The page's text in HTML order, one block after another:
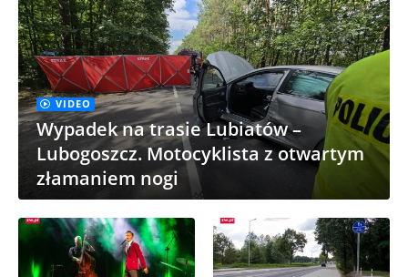
VIDEO
Wypadek na trasie Lubiatów –
Lubogoszcz. Motocyklista z otwartym
złamaniem nogi